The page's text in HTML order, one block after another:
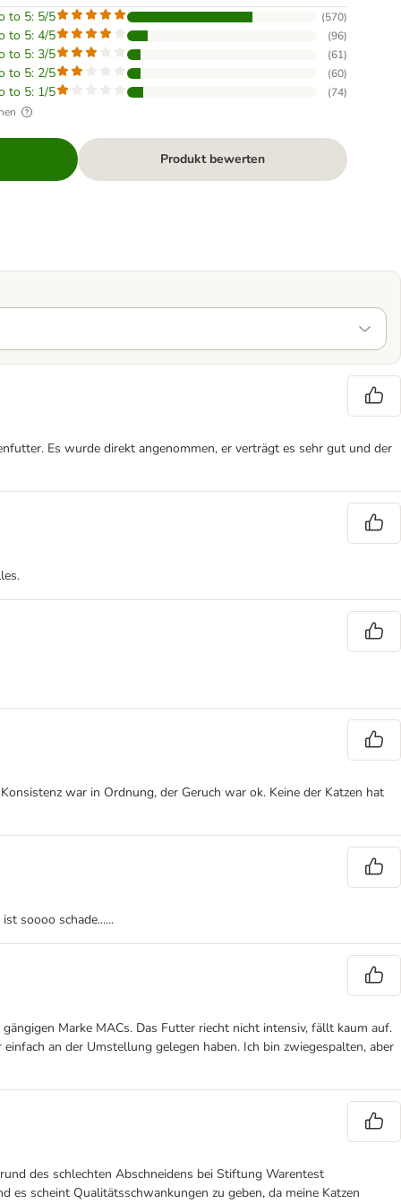
to 5: 5/5
(570)
to 5: 4/5 (96)
to 5: 3/5 (61)
to 5: 2/5 (60)
to 5: 1/5 (74)
Produkt bewerten
Es wurde direkt angenommen, er verträgt es sehr gut und der
war in Ordnung, der Geruch war ok. Keine der Katzen hat
soooo schade......
Marke MACs. Das Futter riecht nicht intensiv, fällt kaum auf.
an der Umstellung gelegen haben. Ich bin zwiegespalten, aber
des schlechten Abschneidens bei Stiftung Warentest
es scheint Qualitätsschwankungen zu geben, da meine Katzen